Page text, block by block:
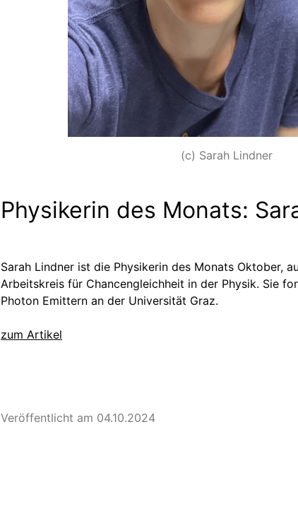
(c) Sarah Lindner
Physikerin des Monats:
Sarah Lindner ist die Physikerin des Monats Oktober,
Arbeitskreis für Chancengleichheit in der Physik. Sie
Photon Emittern an der Universität Graz.
zum Artikel
Veröffentlicht am 04.10.2024